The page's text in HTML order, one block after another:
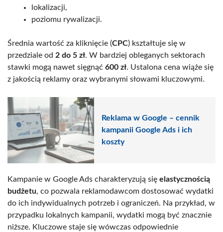
lokalizacji,
poziomu rywalizacji.
Średnia wartość za kliknięcie (CPC) kształtuje się w
przedziale od 2 do 5 zł. W bardziej obleganych sektorach
stawki mogą nawet sięgnąć 600 zł. Ustalona cena wiąże się
z jakością reklamy oraz wybranymi słowami kluczowymi.
Reklama w Google – cennik
kampanii Google Ads i ich
koszty
Kampanie w Google Ads charakteryzują się elastycznością
budżetu, co pozwala reklamodawcom dostosować wydatki
do ich indywidualnych potrzeb i ograniczeń. Na przykład, w
przypadku lokalnych kampanii, wydatki mogą być znacznie
niższe. Kluczowe staje się wówczas odpowiednie